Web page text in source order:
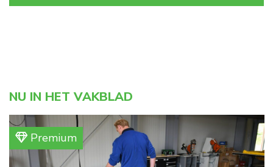
NU IN HET VAKBLAD
Premium